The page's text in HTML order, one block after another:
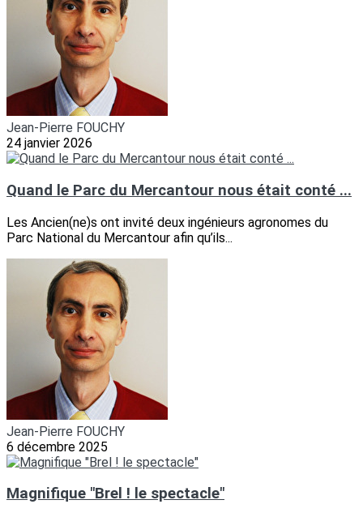
Jean-Pierre FOUCHY
24 janvier 2026
Quand le Parc du Mercantour nous était conté ...
Les Ancien(ne)s ont invité deux ingénieurs agronomes du
Parc National du Mercantour afin qu’ils...
Jean-Pierre FOUCHY
6 décembre 2025
Magnifique "Brel ! le spectacle"